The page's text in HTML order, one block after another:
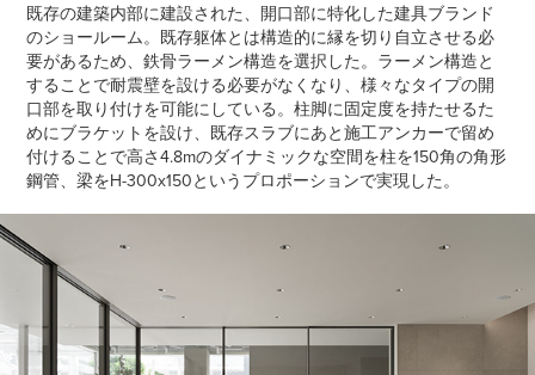
既存の建築内部に建設された、開口部に特化した建具ブランド
のショールーム。既存躯体とは構造的に縁を切り自立させる必
要があるため、鉄骨ラーメン構造を選択した。ラーメン構造と
することで耐震壁を設ける必要がなくなり、様々なタイプの開
口部を取り付けを可能にしている。柱脚に固定度を持たせるた
めにブラケットを設け、既存スラブにあと施工アンカーで留め
付けることで高さ4.8mのダイナミックな空間を柱を150角の角形
鋼管、梁をH-300x150というプロポーションで実現した。